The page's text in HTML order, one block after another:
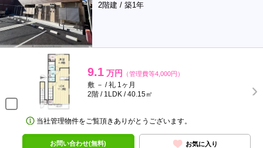
2階建 / 築1年
9.1 万円 （管理費等4,000円）
敷 － / 礼 1ヶ月
2階 / 1LDK / 40.15㎡
当社管理物件をご覧頂きありがとうございます。
お問い合わせ(無料) お気に入り